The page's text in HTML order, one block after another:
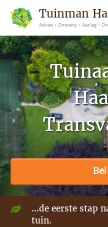
Tuinman
Advies • Ontwerp • Aanleg •
...de eerste stap
tuin.